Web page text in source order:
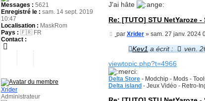
J'ai hâte
Messages : 5621
Enregistré le : sam. 14 sept. 2019
10:47
Localisation : MaskRom
Pays : 🇫🇷 FR
Contact :
Re: [TUTO] STU NetYaroze
Message
par Xrider» sam. 27 janv. 2024
Kev1 a écrit : ven.
viewtopic.php?t=4966
Delta Store - Modchip - Mods -
Delta island - Jeux Vidéo - Retro-
Xrider
Administrateur